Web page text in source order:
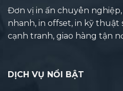
Đơn vị in ấn chuyên
nhanh, in offset, in kỹ thuật
cạnh tranh, giao hàng tận
DỊCH VỤ NỔI BẬT